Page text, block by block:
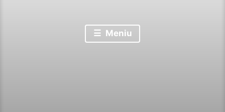
Proanimatie
Meniu